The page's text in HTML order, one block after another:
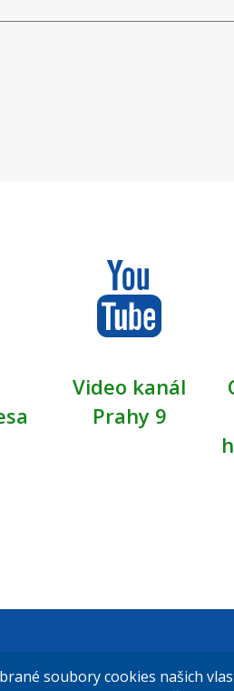
Video kanál
Prahy 9
část Praha 9
soubory cookies našich